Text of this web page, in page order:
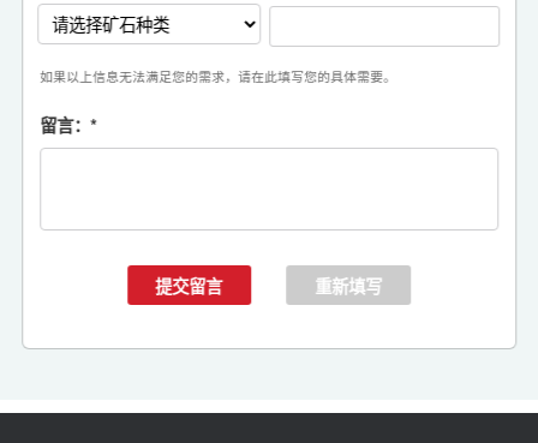
如果以上信息无法满足您的需求，请在此填写您的具体需要。
留言：*